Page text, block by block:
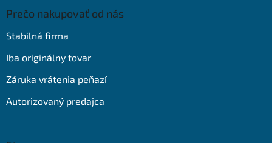
Prečo nakupovať od nás
Stabilná firma
Iba originálny tovar
Záruka vrátenia peňazí
Autorizovaný predajca